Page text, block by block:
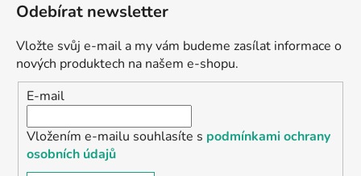
Odebírat newsletter
Vložte svůj e-mail a my vám budeme zasílat informace o
nových produktech na našem e-shopu.
E-mail
Vložením e-mailu souhlasíte s podmínkami ochrany
osobních údajů